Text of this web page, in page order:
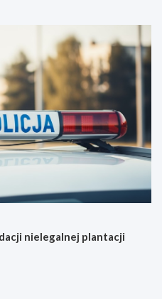
nielegalnej plantacji